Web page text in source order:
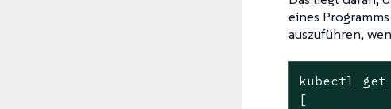
eines
auszuführen,
kubectl get
[